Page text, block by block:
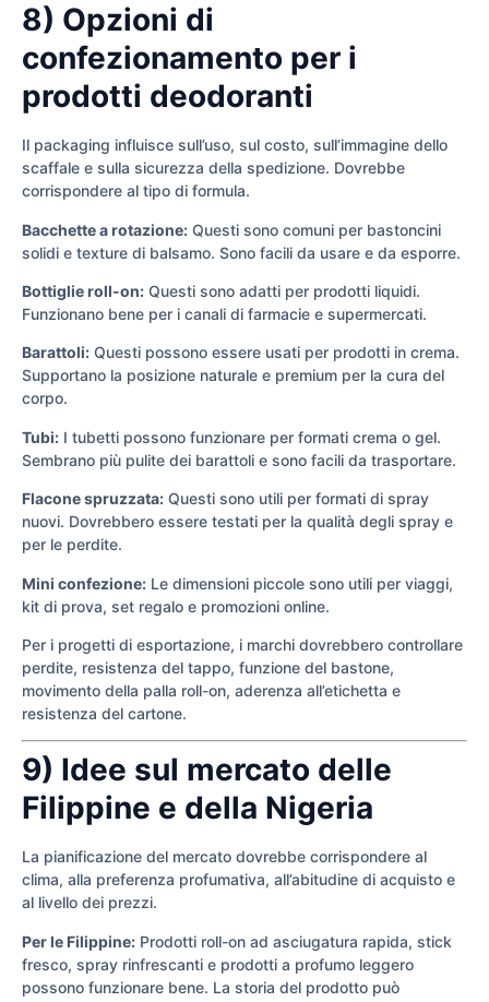
8) Opzioni di
confezionamento per i
prodotti deodoranti
Il packaging influisce sull’uso, sul costo, sull’immagine dello
scaffale e sulla sicurezza della spedizione. Dovrebbe
corrispondere al tipo di formula.
Bacchette a rotazione: Questi sono comuni per bastoncini
solidi e texture di balsamo. Sono facili da usare e da esporre.
Bottiglie roll-on: Questi sono adatti per prodotti liquidi.
Funzionano bene per i canali di farmacie e supermercati.
Barattoli: Questi possono essere usati per prodotti in crema.
Supportano la posizione naturale e premium per la cura del
corpo.
Tubi: I tubetti possono funzionare per formati crema o gel.
Sembrano più pulite dei barattoli e sono facili da trasportare.
Flacone spruzzata: Questi sono utili per formati di spray
nuovi. Dovrebbero essere testati per la qualità degli spray e
per le perdite.
Mini confezione: Le dimensioni piccole sono utili per viaggi,
kit di prova, set regalo e promozioni online.
Per i progetti di esportazione, i marchi dovrebbero controllare
perdite, resistenza del tappo, funzione del bastone,
movimento della palla roll-on, aderenza all’etichetta e
resistenza del cartone.
9) Idee sul mercato delle
Filippine e della Nigeria
La pianificazione del mercato dovrebbe corrispondere al
clima, alla preferenza profumativa, all’abitudine di acquisto e
al livello dei prezzi.
Per le Filippine: Prodotti roll-on ad asciugatura rapida, stick
fresco, spray rinfrescanti e prodotti a profumo leggero
possono funzionare bene. La storia del prodotto può